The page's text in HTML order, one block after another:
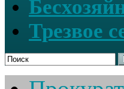
Трезвое